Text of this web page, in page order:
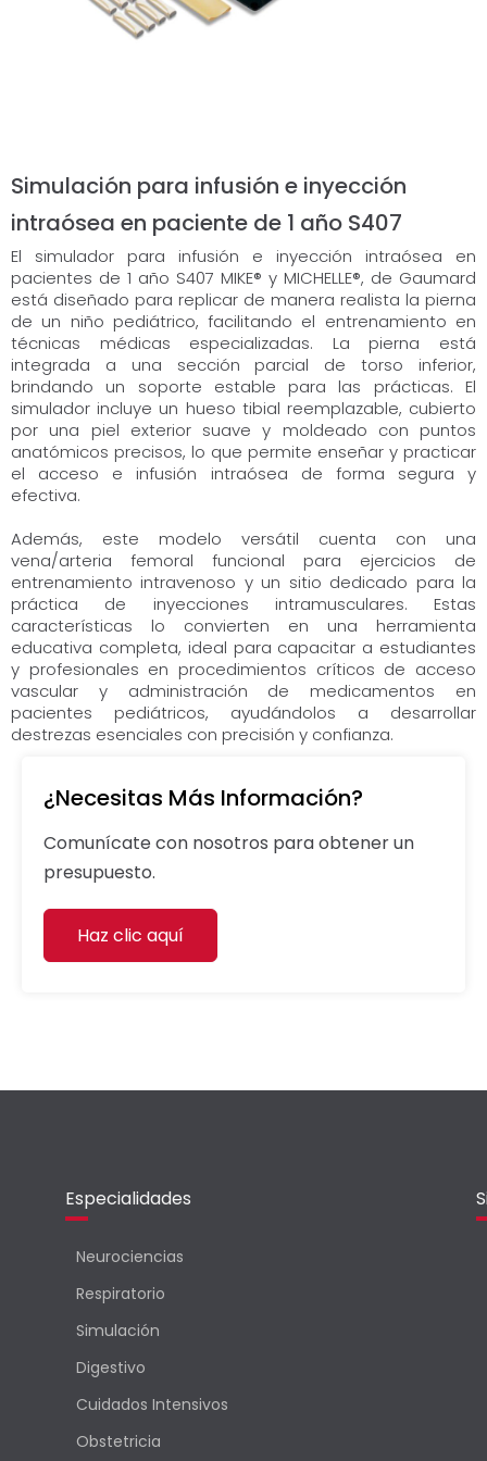
Simulación para infusión e inyección
intraósea en paciente de 1 año S407
El simulador para infusión e inyección intraósea en
pacientes de 1 año S407 MIKE® y MICHELLE®, de Gaumard
está diseñado para replicar de manera realista la pierna
de un niño pediátrico, facilitando el entrenamiento en
técnicas médicas especializadas. La pierna está
integrada a una sección parcial de torso inferior,
brindando un soporte estable para las prácticas. El
simulador incluye un hueso tibial reemplazable, cubierto
por una piel exterior suave y moldeado con puntos
anatómicos precisos, lo que permite enseñar y practicar
el acceso e infusión intraósea de forma segura y
efectiva.
Además, este modelo versátil cuenta con una
vena/arteria femoral funcional para ejercicios de
entrenamiento intravenoso y un sitio dedicado para la
práctica de inyecciones intramusculares. Estas
características lo convierten en una herramienta
educativa completa, ideal para capacitar a estudiantes
y profesionales en procedimientos críticos de acceso
vascular y administración de medicamentos en
pacientes pediátricos, ayudándolos a desarrollar
destrezas esenciales con precisión y confianza.
¿Necesitas Más Información?
Comunícate con nosotros para obtener un
presupuesto.
Haz clic aquí
Especialidades
Neurociencias
Respiratorio
Simulación
Digestivo
Cuidados Intensivos
Obstetricia